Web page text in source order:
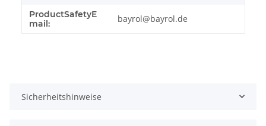
ProductSafetyE
mail:
bayrol@bayrol.de
Sicherheitshinweise